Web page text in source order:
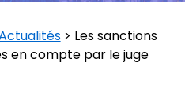
> Les sanctions
en compte par le juge